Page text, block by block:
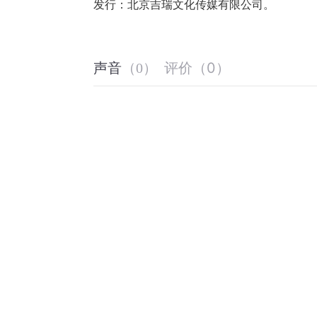
发行：北京吉瑞文化传媒有限公司。
声音 （0） 评价 （0 ）